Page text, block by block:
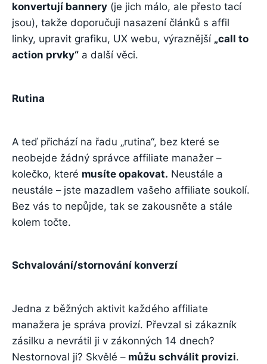
konvertují bannery (je jich málo, ale přesto tací
jsou), takže doporučuji nasazení článků s affil
linky, upravit grafiku, UX webu, výraznější „call to
action prvky“ a další věci.
Rutina
A teď přichází na řadu „rutina“, bez které se
neobejde žádný správce affiliate manažer –
kolečko, které musíte opakovat. Neustále a
neustále – jste mazadlem vašeho affiliate soukolí.
Bez vás to nepůjde, tak se zakousněte a stále
kolem točte.
Schvalování/stornování konverzí
Jedna z běžných aktivit každého affiliate
manažera je správa provizí. Převzal si zákazník
zásilku a nevrátil ji v zákonných 14 dnech?
Nestornoval ji? Skvělé – můžu schválit provizi.